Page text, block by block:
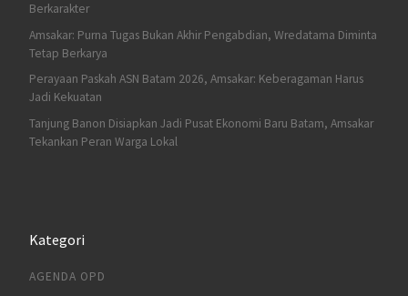
Berkarakter
Amsakar: Purna Tugas Bukan Akhir Pengabdian, Wredatama Diminta
Tetap Berkarya
Perayaan Paskah ASN Batam 2026, Amsakar: Keberagaman Harus
Jadi Kekuatan
Tanjung Banon Disiapkan Jadi Pusat Ekonomi Baru Batam, Amsakar
Tekankan Peran Warga Lokal
Kategori
AGENDA OPD